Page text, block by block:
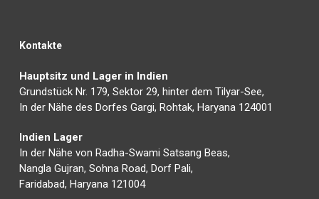
Kontakte
Hauptsitz und Lager in Indien
Grundstück Nr. 179, Sektor 29, hinter dem Tilyar-See,
In der Nähe des Dorfes Gargi, Rohtak, Haryana 124001
Indien Lager
In der Nähe von Radha-Swami Satsang Beas,
Nangla Gujran, Sohna Road, Dorf Pali,
Faridabad, Haryana 121004